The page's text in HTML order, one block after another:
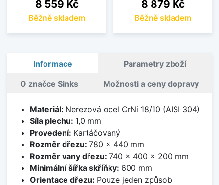
8 559 Kč
Běžně skladem
8 879 Kč
Běžně skladem
Informace Parametry zboží
O značce Sinks Možnosti a ceny dopravy
Materiál: Nerezová ocel CrNi 18/10 (AISI 304)
Síla plechu: 1,0 mm
Provedení: Kartáčovaný
Rozměr dřezu: 780 x 440 mm
Rozměr vany dřezu: 740 x 400 x 200 mm
Minimální šířka skříňky: 600 mm
Orientace dřezu: Pouze jeden způsob